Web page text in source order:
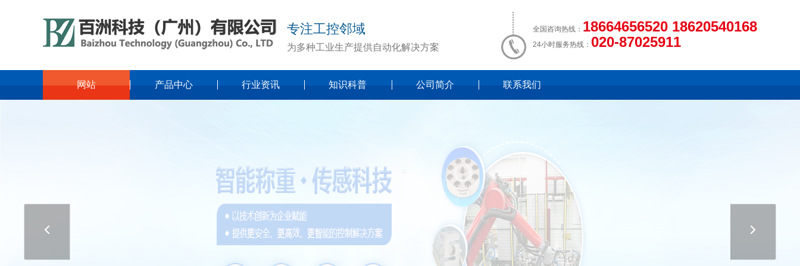
专注工控邻域
为多种工业生产提供自动化解决方案
全国咨询热线： 18664656520 18620540168
24小时服务热线： 020-87025911
网站 产品中心 行业资讯 知识科普 公司简介 联系我们